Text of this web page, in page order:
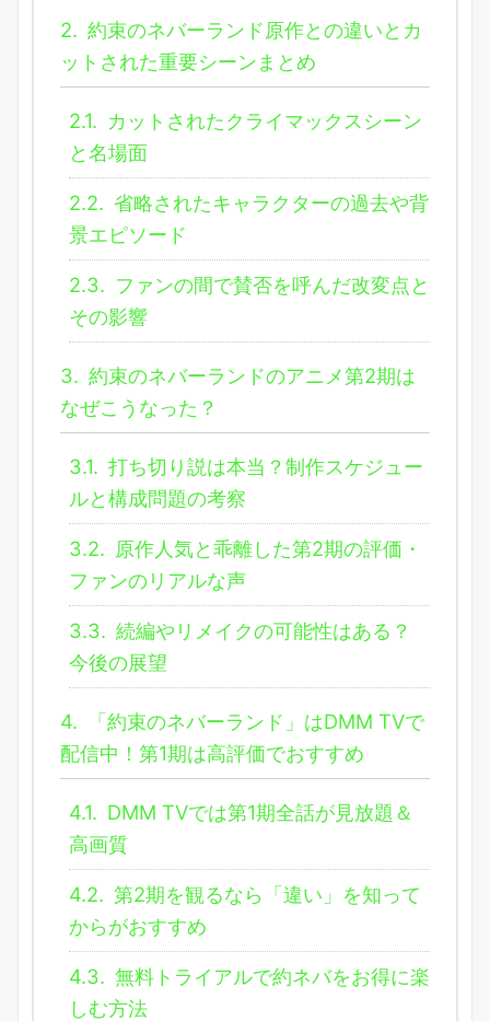
2. 約束のネバーランド原作との違いとカ
ットされた重要シーンまとめ
2.1. カットされたクライマックスシーン
と名場面
2.2. 省略されたキャラクターの過去や背
景エピソード
2.3. ファンの間で賛否を呼んだ改変点と
その影響
3. 約束のネバーランドのアニメ第2期は
なぜこうなった？
3.1. 打ち切り説は本当？制作スケジュー
ルと構成問題の考察
3.2. 原作人気と乖離した第2期の評価・
ファンのリアルな声
3.3. 続編やリメイクの可能性はある？
今後の展望
4.
「約束のネバーランド」はDMM TVで
配信中！第1期は高評価でおすすめ
4.1. DMM TVでは第1期全話が見放題＆
高画質
4.2. 第2期を観るなら「違い」を知って
からがおすすめ
4.3. 無料トライアルで約ネバをお得に楽
しむ方法